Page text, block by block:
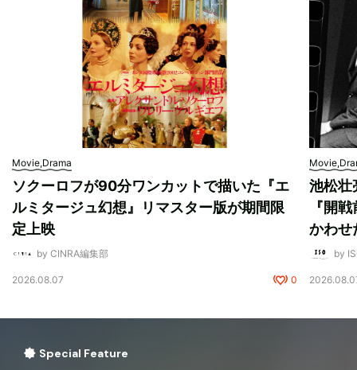
Movie,Drama
ソクーロフが90分ワンカットで描いた『エ
ルミタージュ幻想』リマスター版が期間限
定上映
by CINRA編集部
2026.08.07 0
池松壮
『開
かわせ
by
Special Feature